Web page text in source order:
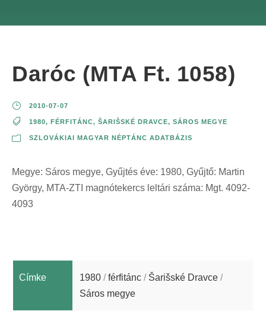
Daróc (MTA Ft. 1058)
2010-07-07
1980, FÉRFITÁNC, ŠARIŠSKÉ DRAVCE, SÁROS MEGYE
SZLOVÁKIAI MAGYAR NÉPTÁNC ADATBÁZIS
Megye: Sáros megye, Gyűjtés éve: 1980, Gyűjtő: Martin
György, MTA-ZTI magnótekercs leltári száma: Mgt. 4092-
4093
Címke 1980 /férfitánc / Šarišské Dravce /
Sáros megye